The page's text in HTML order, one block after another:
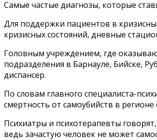
Самые частые диагнозы, которые
Для поддержки пациентов в
кризисных состояний, дневные
Головным учреждением, где
подразделения в Барнауле, Бийске,
диспансер.
По словам главного специалиста-
смертность от самоубийств в
Психиатры и психотерапевты
ведь зачастую человек не может